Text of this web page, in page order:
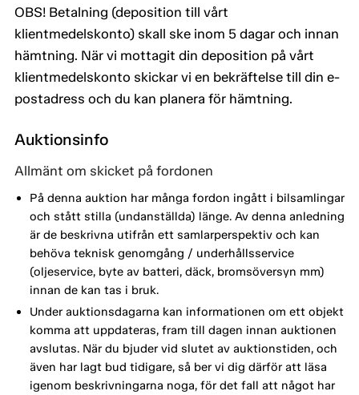
OBS! Betalning (deposition till vårt
klientmedelskonto) skall ske inom 5 dagar och innan
hämtning. När vi mottagit din deposition på vårt
klientmedelskonto skickar vi en bekräftelse till din e-
postadress och du kan planera för hämtning.
Auktionsinfo
Allmänt om skicket på fordonen
På denna auktion har många fordon ingått i bilsamlingar
och stått stilla (undanställda) länge. Av denna anledning
är de beskrivna utifrån ett samlarperspektiv och kan
behöva teknisk genomgång / underhållsservice
(oljeservice, byte av batteri, däck, bromsöversyn mm)
innan de kan tas i bruk.
Under auktionsdagarna kan informationen om ett objekt
komma att uppdateras, fram till dagen innan auktionen
avslutas. När du bjuder vid slutet av auktionstiden, och
även har lagt bud tidigare, så ber vi dig därför att läsa
igenom beskrivningarna noga, för det fall att något har